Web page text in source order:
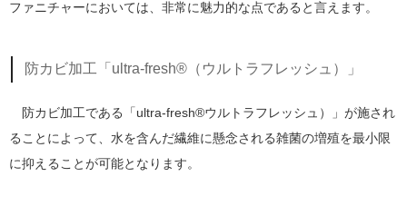
ファニチャーにおいては、非常に魅力的な点であると言えます。
防カビ加工「ultra-fresh®（ウルトラフレッシュ）」
防カビ加工である「ultra-fresh®ウルトラフレッシュ）」が施され
ることによって、水を含んだ繊維に懸念される雑菌の増殖を最小限
に抑えることが可能となります。